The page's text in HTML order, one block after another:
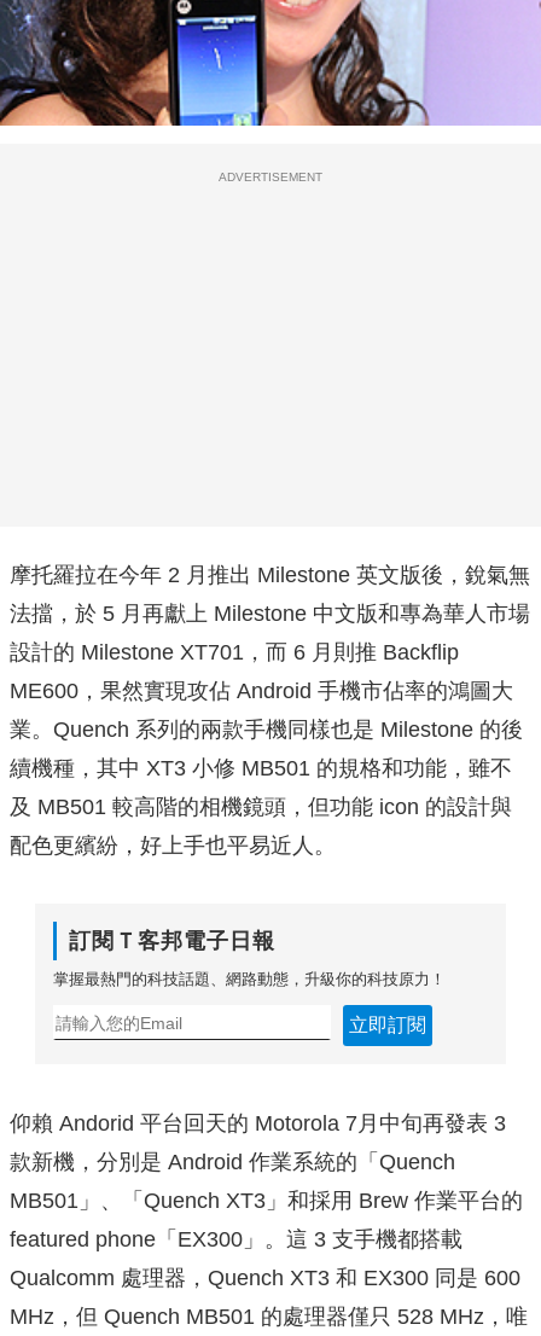
ADVERTISEMENT
摩托羅拉在今年 2 月推出 Milestone 英文版後，銳氣無
法擋，於 5 月再獻上 Milestone 中文版和專為華人市場
設計的 Milestone XT701，而 6 月則推 Backflip
ME600，果然實現攻佔 Android 手機市佔率的鴻圖大
業。Quench 系列的兩款手機同樣也是 Milestone 的後
續機種，其中 XT3 小修 MB501 的規格和功能，雖不
及 MB501 較高階的相機鏡頭，但功能 icon 的設計與
配色更繽紛，好上手也平易近人。
訂閱Ｔ客邦電子日報
掌握最熱門的科技話題、網路動態，升級你的科技原力！
立即訂閱
仰賴 Andorid 平台回天的 Motorola 7月中旬再發表 3
款新機，分別是 Android 作業系統的「Quench
MB501」、「Quench XT3」和採用 Brew 作業平台的
featured phone「EX300」。這 3 支手機都搭載
Qualcomm 處理器，Quench XT3 和 EX300 同是 600
MHz，但 Quench MB501 的處理器僅只 528 MHz，唯